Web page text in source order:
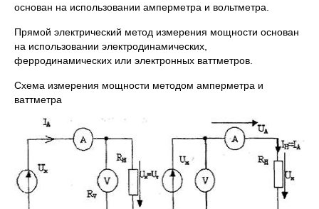
основан на использовании амперметра и вольтметра.
Прямой электрический метод измерения мощности основан
на использовании электродинамических,
ферродинамических или электронных ваттметров.
Схема измерения мощности методом амперметра и
ваттметра